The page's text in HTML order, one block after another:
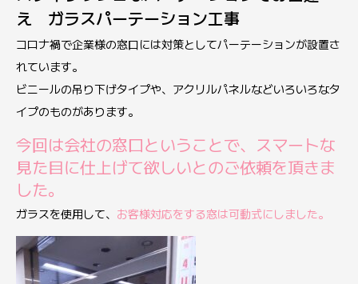
え ガラスパーテーション工事
コロナ禍で企業様の窓口には対策としてパーテーションが設置さ
れています。
ビニールの吊り下げタイプや、アクリルパネルなどいろいろなタ
イプのものがあります。
今回は会社の窓口ということで、スマートな
見た目に仕上げて欲しいとのご依頼を頂きま
した。
ガラスを使用して、 お客様対応をする窓は可動式にしました。